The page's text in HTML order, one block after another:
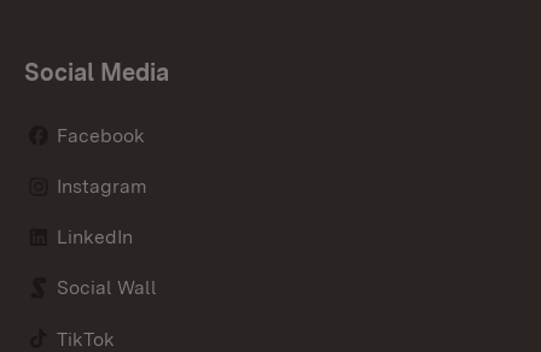
Social Media
Facebook
Instagram
LinkedIn
Social Wall
TikTok